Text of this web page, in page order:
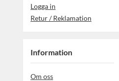
Logga in
Retur / Reklamation
Information
Om oss